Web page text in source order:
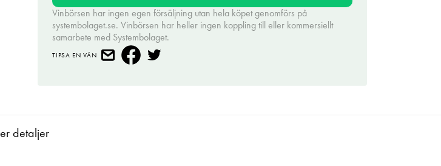
Vinbörsen har ingen egen försäljning utan hela köpet genomförs på
systembolaget.se. Vinbörsen har heller ingen koppling till eller kommersiellt
samarbete med Systembolaget.
TIPSA EN VÄN
detaljer